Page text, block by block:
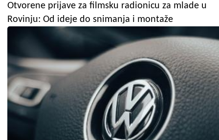
Otvorene prijave za filmsku radionicu za mlade u
Rovinju: Od ideje do snimanja i montaže